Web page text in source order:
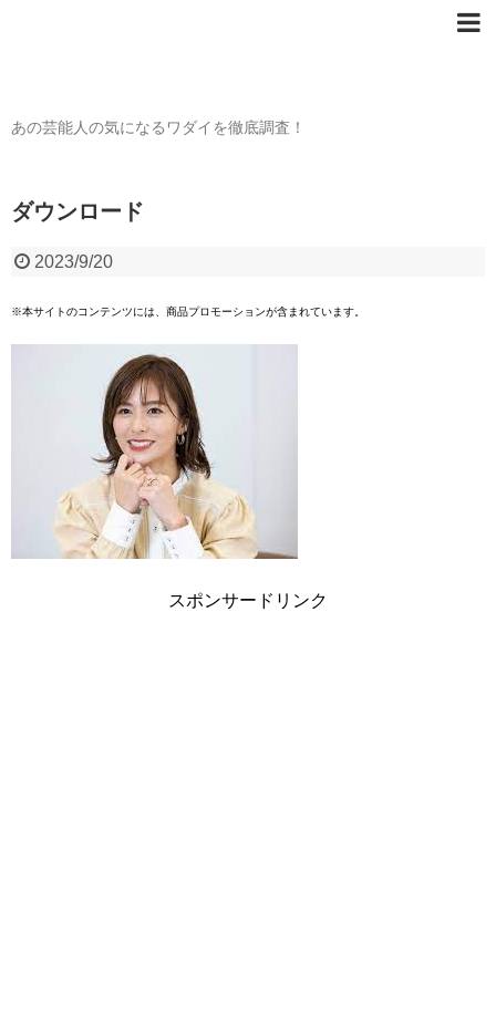
あの芸能人の気になるワダイを徹底調査！
ダウンロード
2023/9/20
※本サイトのコンテンツには、商品プロモーションが含まれています。
スポンサードリンク